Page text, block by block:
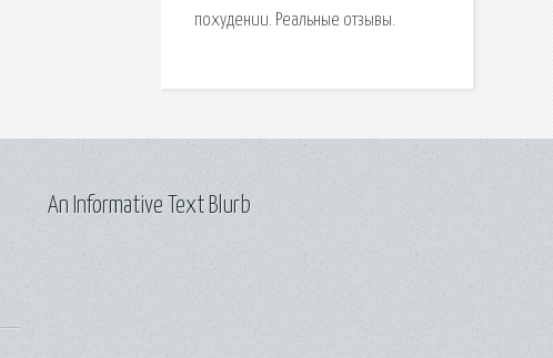
похудении. Реальные отзывы.
An Informative Text Blurb